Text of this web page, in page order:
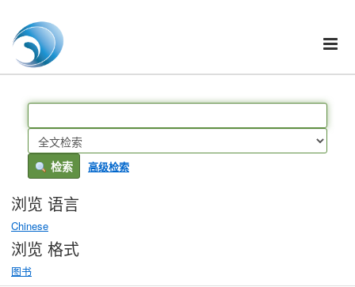
Skip to content
VuFind
检索 高级检索
浏览 语言
Chinese
浏览 格式
图书